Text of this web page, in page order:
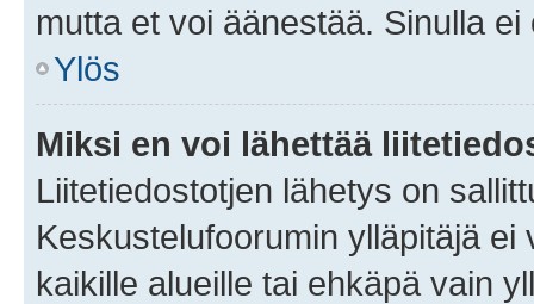
mutta et voi äänestää. Sinulla
Ylös
Miksi en voi lähettää
Liitetiedostotjen lähetys on
Keskustelufoorumin ylläpitäjä
kaikille alueille tai ehkäpä vain